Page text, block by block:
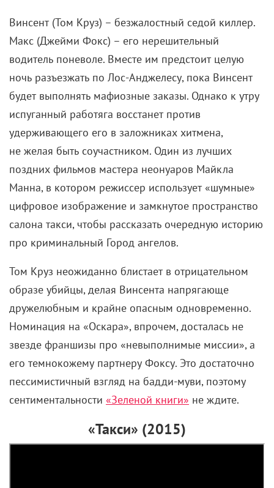
Винсент (Том Круз) – безжалостный седой киллер.
Макс (Джейми Фокс) – его нерешительный
водитель поневоле. Вместе им предстоит целую
ночь разъезжать по Лос-Анджелесу, пока Винсент
будет выполнять мафиозные заказы. Однако к утру
испуганный работяга восстанет против
удерживающего его в заложниках хитмена,
не желая быть соучастником. Один из лучших
поздних фильмов мастера неонуаров Майкла
Манна, в котором режиссер использует «шумные»
цифровое изображение и замкнутое пространство
салона такси, чтобы рассказать очередную историю
про криминальный Город ангелов.
Том Круз неожиданно блистает в отрицательном
образе убийцы, делая Винсента напрягающе
дружелюбным и крайне опасным одновременно.
Номинация на «Оскара», впрочем, досталась не
звезде франшизы про «невыполнимые миссии», а
его темнокожему партнеру Фоксу. Это достаточно
пессимистичный взгляд на бадди-муви, поэтому
сентиментальности «Зеленой книги» не ждите.
«Такси» (2015)